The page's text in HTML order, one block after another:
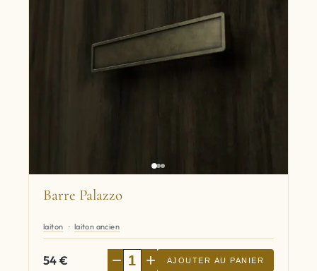
Barre Palazzo
laiton laiton ancien
54€ − + AJOUTER AU PANIER